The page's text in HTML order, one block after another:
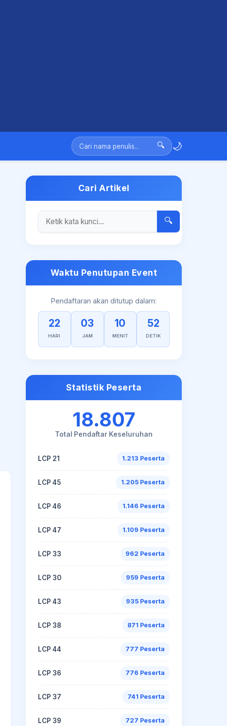
🔍 🌙
Cari Artikel
🔍
Waktu Penutupan Event
Pendaftaran akan ditutup dalam:
22
HARI
03
JAM
10
MENIT
52
DETIK
Statistik Peserta
18.807
Total Pendaftar Keseluruhan
LCP 21 1.213 Peserta
LCP 45 1.205 Peserta
LCP 46 1.146 Peserta
LCP 47 1.109 Peserta
LCP 33 962 Peserta
LCP 30 959 Peserta
LCP 43 935 Peserta
LCP 38 871 Peserta
LCP 44 777 Peserta
LCP 36 776 Peserta
LCP 37 741 Peserta
LCP 39 727 Peserta